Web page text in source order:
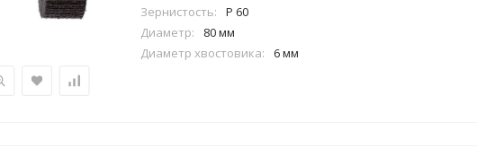
Зернистость:
P 60
Диаметр:
80 мм
Диаметр хвостовика:
6 мм